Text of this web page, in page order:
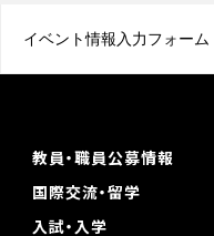
イベント情報入力フォーム
教員・職員公募情報
国際交流・留学
入試・入学